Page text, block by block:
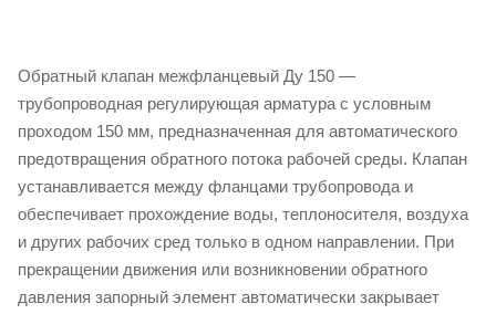
Обратный клапан межфланцевый Ду 150 —
трубопроводная регулирующая арматура с условным
проходом 150 мм, предназначенная для автоматического
предотвращения обратного потока рабочей среды. Клапан
устанавливается между фланцами трубопровода и
обеспечивает прохождение воды, теплоносителя, воздуха
и других рабочих сред только в одном направлении. При
прекращении движения или возникновении обратного
давления запорный элемент автоматически закрывает